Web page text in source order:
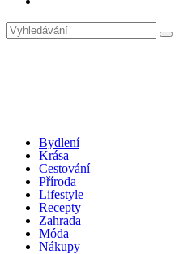
Bydlení
Krása
Cestování
Příroda
Lifestyle
Recepty
Zahrada
Móda
Nákupy